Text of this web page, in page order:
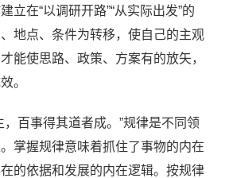
立在“以调研开路”“从实际出发”的
地点、条件为转移，使自己的主观
能使思路、政策、方案有的放矢，
。
，百事得其道者成。”规律是不同领
掌握规律意味着抓住了事物的内在
的依据和发展的内在逻辑。按规律